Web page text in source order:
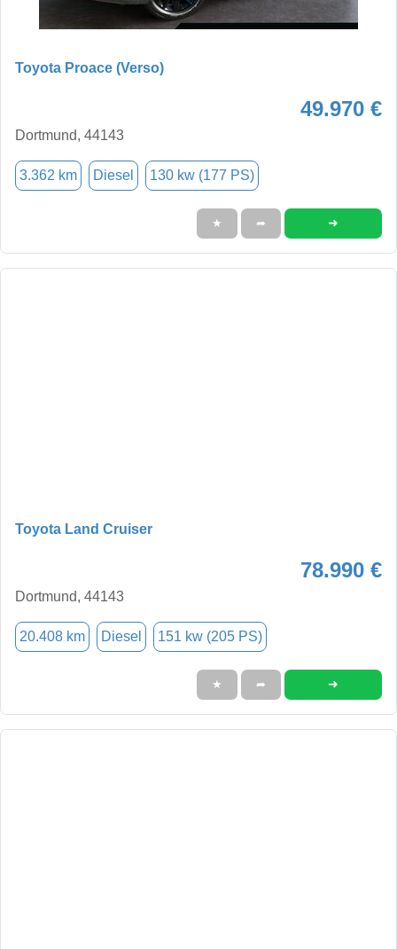
Toyota Proace (Verso)
49.970 €
Dortmund, 44143
3.362 km Diesel 130 kw (177 PS)
★ ➦ ➜
Toyota Land Cruiser
78.990 €
Dortmund, 44143
20.408 km Diesel 151 kw (205 PS)
★ ➦ ➜